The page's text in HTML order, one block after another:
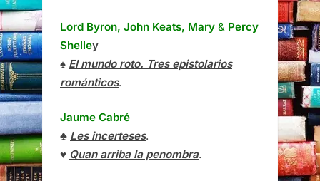
Lord Byron, John Keats, Mary & Percy
Shelley
♠ El mundo roto. Tres epistolarios
románticos.
Jaume Cabré
♣ Les incerteses.
♥ Quan arriba la penombra.